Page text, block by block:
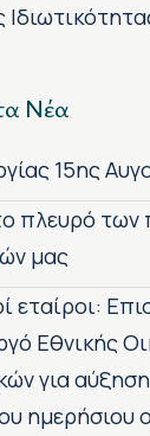
Νέα
15ης
πλευρό
μας
εταίροι:
Εθνικής
για
ημερήσιου